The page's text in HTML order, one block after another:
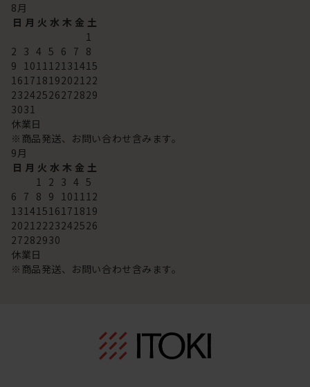
8月
日 月 火 水 木 金 土
1
2 3 4 5 6 7 8
9 101112131415
16171819202122
23242526272829
3031
休業日
※商品発送、お問い合わせ含みます。
9月
日 月 火 水 木 金 土
1 2 3 4 5
6 7 8 9 101112
13141516171819
20212223242526
27282930
休業日
※商品発送、お問い合わせ含みます。